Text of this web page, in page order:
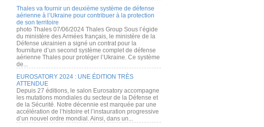
Thales va fournir un deuxième système de défense
aérienne à l’Ukraine pour contribuer à la protection
de son territoire
photo Thales 07/06/2024 Thales Group Sous l’égide
du ministère des Armées français, le ministère de la
Défense ukrainien a signé un contrat pour la
fourniture d’un second système complet de défense
aérienne Thales pour protéger l’Ukraine. Ce système
de...
EUROSATORY 2024 : UNE ÉDITION TRÈS
ATTENDUE
Depuis 27 éditions, le salon Eurosatory accompagne
les mutations mondiales du secteur de la Défense et
de la Sécurité. Notre décennie est marquée par une
accélération de l’histoire et l’instauration progressive
d’un nouvel ordre mondial. Ainsi, dans un...